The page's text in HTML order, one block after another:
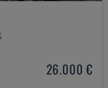
26.000 €